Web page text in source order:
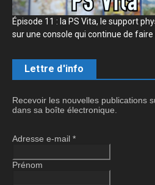
Épisode 11 : la PS Vita, le support
sur une console qui continue de faire
Lettre d'info
Recevoir les nouvelles publications
dans sa boîte électronique.
Adresse e-mail *
Prénom